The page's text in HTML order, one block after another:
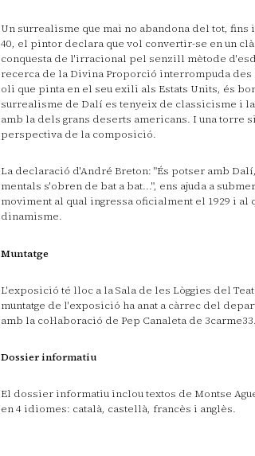
Un surrealisme que mai no abandona del tot,
40, el pintor declara que vol convertir-se en un
conquesta de l'irracional pel senzill mètode
recerca de la Divina Proporció interrompuda des
oli que pinta en el seu exili als Estats Units, és
surrealisme de Dalí es tenyeix de classicisme i
amb la dels grans deserts americans. I una torre
perspectiva de la composició.
La declaració d'André Breton: "És potser amb
mentals s'obren de bat a bat...", ens ajuda a
moviment al qual ingressa oficialment el 1929 i al
dinamisme.
Muntatge
L'exposició té lloc a la Sala de les Lòggies del
muntatge de l'exposició ha anat a càrrec del
amb la col·laboració de Pep Canaleta de
Dossier informatiu
El dossier informatiu inclou textos de Montse
en 4 idiomes: català, castellà, francès i anglès.